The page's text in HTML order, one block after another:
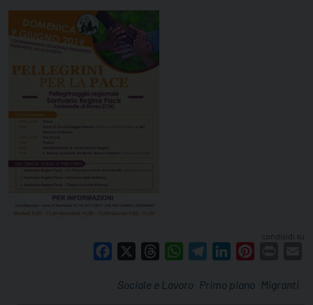
condividi su
Facebook ThreadsWhatsAppTelegramLinkedIn
Migranti
Primo piano
Sociale e Lavoro